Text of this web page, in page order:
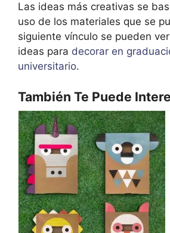
Las ideas más creativas se
uso de los materiales que se
siguiente vínculo se pueden
ideas para decorar en
universitario.
También Te Puede